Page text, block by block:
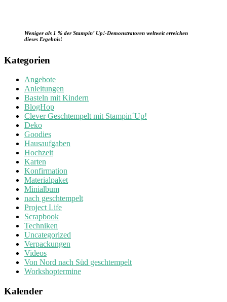
Weniger als 1 % der Stampin’ Up!-Demonstratoren weltweit erreichen
dieses Ergebnis!
Kategorien
Angebote
Anleitungen
Basteln mit Kindern
BlogHop
Clever Geschtempelt mit Stampin´Up!
Deko
Goodies
Hausaufgaben
Hochzeit
Karten
Konfirmation
Materialpaket
Minialbum
nach geschtempelt
Project Life
Scrapbook
Techniken
Uncategorized
Verpackungen
Videos
Von Nord nach Süd geschtempelt
Workshoptermine
Kalender